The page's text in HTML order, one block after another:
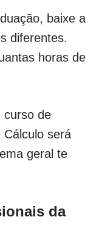
baixe a
diferentes.
horas de
curso de
será
geral te
da